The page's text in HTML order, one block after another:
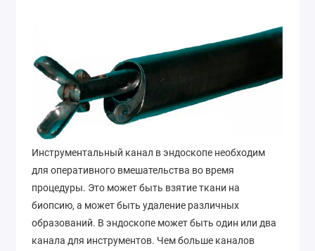
Инструментальный канал в эндоскопе необходим
для оперативного вмешательства во время
процедуры. Это может быть взятие ткани на
биопсию, а может быть удаление различных
образований. В эндоскопе может быть один или два
канала для инструментов. Чем больше каналов